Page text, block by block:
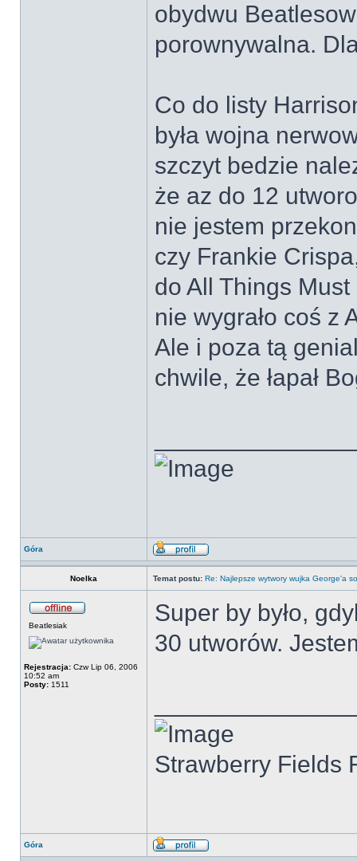
obydwu
porownywalna.
Co do listy
była wojna
szczyt bedzie
że az do 12
nie jestem
czy Frankie
do All Things
nie wygrało coś z
Ale i poza tą
chwile, że łapał
Góra
Noelka Temat postu: Re: Najlepsze wytwory wujka George'a
Beatlesiak
Rejestracja: Czw Lip 06, 2006
10:52 am
Posty: 1511
Super by było,
30 utworów.
Strawberry Fields
Góra